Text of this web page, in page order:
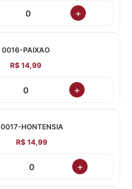
+
0016-PAIXAO
R$ 14,99
+
0017-HONTENSIA
R$ 14,99
+